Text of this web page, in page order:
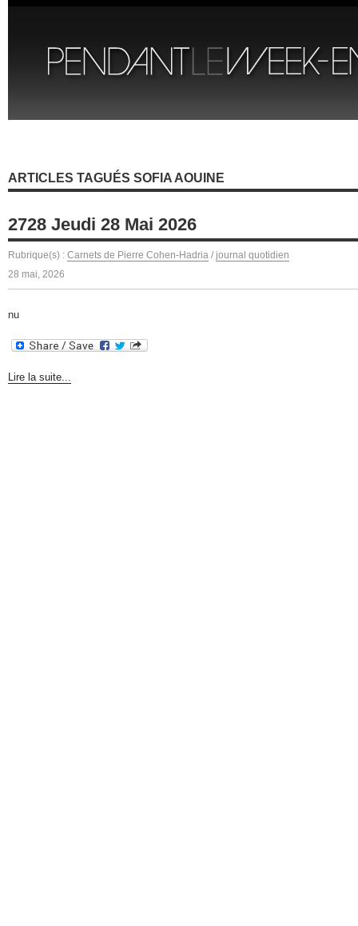
ARTICLES TAGUÉS SOFIA AOUINE
2728 Jeudi 28 Mai 2026
Rubrique(s) : Carnets de Pierre Cohen-Hadria / journal quotidien
28 mai, 2026
nu
Lire la suite...